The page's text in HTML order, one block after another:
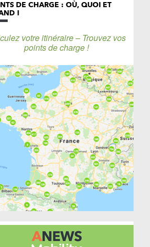
DE CHARGE : OÙ, QUOI ET
!
votre itinéraire – Trouvez vos
points de charge !